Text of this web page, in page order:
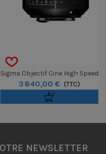
Sigma Objectif Cine High Speed
Prime 24mm T1.5 FF Canon EF -
Feet
3 840,00 € (TTC)
NEWSLETTER